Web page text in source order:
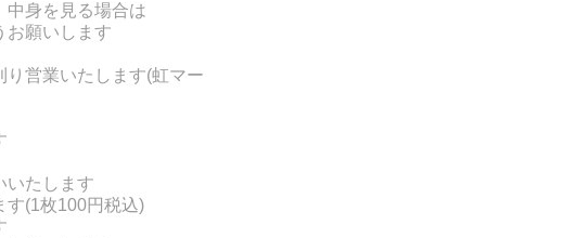
中身を見る場合は
お願いします
営業いたします(虹マー
いたします
す(1枚100円税込)